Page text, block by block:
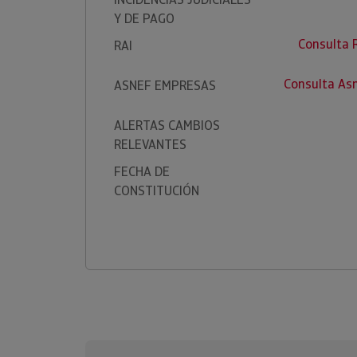
Y DE PAGO
RAI
Consulta
ASNEF EMPRESAS Consulta
ALERTAS CAMBIOS
RELEVANTES
FECHA DE
CONSTITUCIÓN